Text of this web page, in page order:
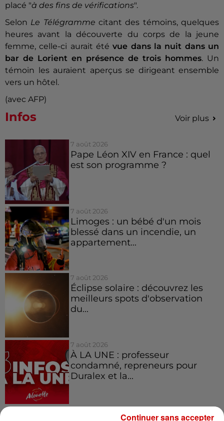
placé "à des fins de vérifications".
Selon Le Télégramme citant des témoins, quelques
heures avant la découverte du corps de la jeune
femme, celle-ci aurait étévue dans la nuit dans un
bar de Lorient en présence de trois hommes. Un
témoin les auraient aperçus se dirigeant ensemble
vers un hôtel.
(avec AFP)
Infos Voir plus
7 août 2026
Pape Léon XIV en France : quel
est son programme ?
7 août 2026
Limoges : un bébé d'un mois
blessé dans un incendie, un
appartement...
7 août 2026
Éclipse solaire : découvrez les
meilleurs spots d'observation
du...
7 août 2026
À LA UNE : professeur
condamné, repreneurs pour
Duralex et la...
Continuer sans accepter